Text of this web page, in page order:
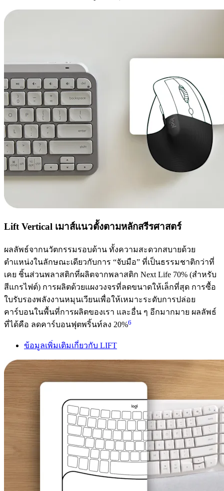
Lift Vertical เมาส์แนวตั้งตามหลักสรีรศาสตร์
ผลลัพธ์จากนวัตกรรมรอบด้าน ทั้งความสะดวกสบายด้วย
ตำแหน่งในลักษณะเดียวกับการ “จับมือ” ที่เป็นธรรมชาติกว่าที่
เคย ชิ้นส่วนพลาสติกที่ผลิตจากพลาสติก Next Life 70% (สำหรับ
สีแกรไฟต์) การผลิตด้วยแผงวงจรที่ลดขนาดให้เล็กที่สุด การซื้อ
ใบรับรองพลังงานหมุนเวียนเพื่อให้เหมาะระดับการปล่อย
คาร์บอนในพื้นที่การผลิตของเรา และอื่น ๆ อีกมากมาย ผลลัพธ์
ที่ได้คือ ลดคาร์บอนฟุตพริ้นท์ลง 20%6
ข้อมูลเพิ่มเติมเกี่ยวกับ LIFT